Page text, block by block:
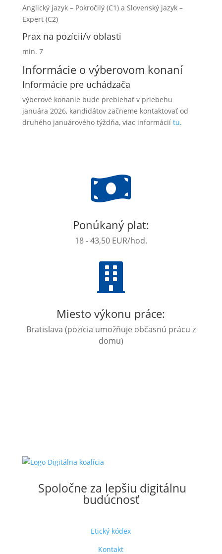
Anglický jazyk – Pokročilý (C1) a Slovenský jazyk –
Expert (C2)
Prax na pozícii/v oblasti
min. 7
Informácie o výberovom konaní
Informácie pre uchádzača
výberové konanie bude prebiehať v priebehu
januára 2026, kandidátov začneme kontaktovať od
druhého januárového týždňa, viac informácií tu.

Ponúkaný plat:
18 - 43,50 EUR/hod.

Miesto výkonu práce:
Bratislava (pozícia umožňuje občasnú prácu z
domu)
Spoločne za lepšiu digitálnu
budúcnosť
Etický kódex
Kontakt